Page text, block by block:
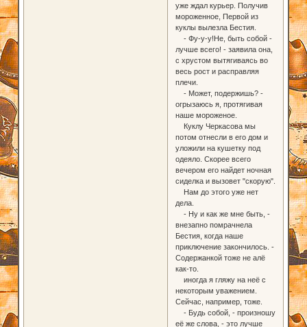
уже ждал курьер. Получив
мороженное, Первой из
куклы вылезла Бестия.
- Фу-у-у!Не, быть собой -
лучше всего! - заявила она,
с хрустом вытягиваясь во
весь рост и расправляя
плечи.
- Может, подержишь? -
огрызаюсь я, протягивая
наше мороженое.
Куклу Черкасова мы
потом отнесли в его дом и
уложили на кушетку под
одеяло. Скорее всего
вечером его найдет ночная
сиделка и вызовет "скорую".
Нам до этого уже нет
дела.
- Ну и как же мне быть, -
внезапно помрачнела
Бестия, когда наше
приключение закончилось. -
Содержанкой тоже не алё
как-то.
иногда я гляжу на неё с
некоторым уважением.
Сейчас, например, тоже.
- Будь собой, - произношу
её же слова, - это лучше